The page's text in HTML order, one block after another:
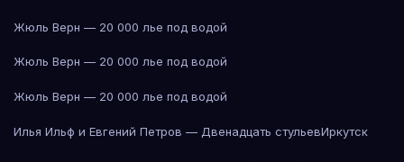
Жюль Верн — 20 000 лье под водой
Жюль Верн — 20 000 лье под водой
Жюль Верн — 20 000 лье под водой
Илья Ильф и Евгений Петров — Двенадцать стульевИркутск